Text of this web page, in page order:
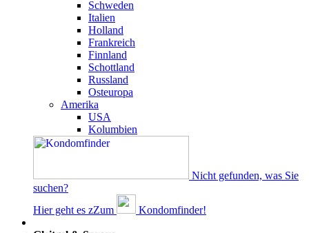
Schweden
Italien
Holland
Frankreich
Finnland
Schottland
Russland
Osteuropa
Amerika
USA
Kolumbien
Nicht gefunden, was Sie
suchen?
Hier geht es zZum
Kondomfinder!